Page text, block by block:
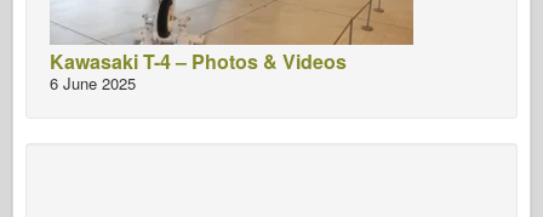
Kawasaki T-4 – Photos & Videos
6 June 2025